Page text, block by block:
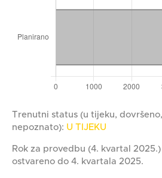
Trenutni status (u tijeku,
nepoznato): U TIJEKU
Rok za provedbu (4. kvartal
ostvareno do 4. kvartala 2025.